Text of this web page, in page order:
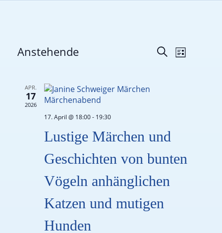
SucheListe
Anstehende
APR.
17
2026
17. April @ 18:00- 19:30
Lustige Märchen und
Geschichten von bunten
Vögeln anhänglichen
Katzen und mutigen
Hunden